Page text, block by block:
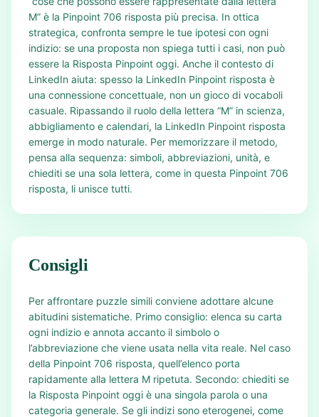
M” è la Pinpoint 706 risposta più precisa. In ottica
strategica, confronta sempre le tue ipotesi con ogni
indizio: se una proposta non spiega tutti i casi, non può
essere la Risposta Pinpoint oggi. Anche il contesto di
LinkedIn aiuta: spesso la LinkedIn Pinpoint risposta è
una connessione concettuale, non un gioco di vocaboli
casuale. Ripassando il ruolo della lettera “M” in scienza,
abbigliamento e calendari, la LinkedIn Pinpoint risposta
emerge in modo naturale. Per memorizzare il metodo,
pensa alla sequenza: simboli, abbreviazioni, unità, e
chiediti se una sola lettera, come in questa Pinpoint 706
risposta, li unisce tutti.
Consigli
Per affrontare puzzle simili conviene adottare alcune
abitudini sistematiche. Primo consiglio: elenca su carta
ogni indizio e annota accanto il simbolo o
l’abbreviazione che viene usata nella vita reale. Nel caso
della Pinpoint 706 risposta, quell’elenco porta
rapidamente alla lettera M ripetuta. Secondo: chiediti se
la Risposta Pinpoint oggi è una singola parola o una
categoria generale. Se gli indizi sono eterogenei, come